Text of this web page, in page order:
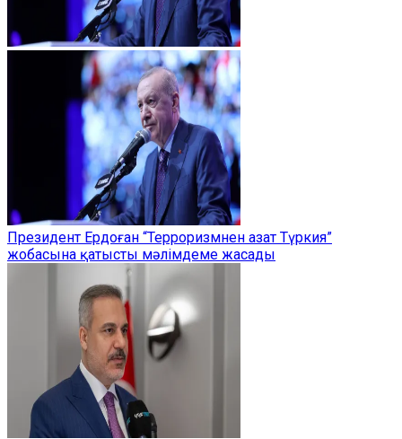
Президент Ердоған “Терроризмнен азат Түркия”
жобасына қатысты мәлімдеме жасады